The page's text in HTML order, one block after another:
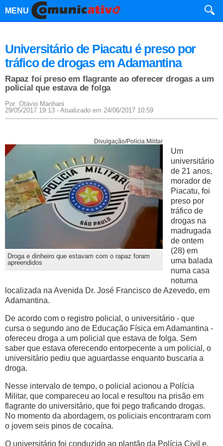
MENU
Universitário de Piacatu é preso por
tráfico de drogas em Adamantina
Rapaz foi preso em flagrante ao oferecer drogas a um
policial que estava de folga
Por: Otávio Manhani
29/05/2017 19:13 - Atualizado em 24/06/2017 10:59
Divulgação/Polícia Militar
Droga e dinheiro que estavam com o rapaz foram
apreendidos
Um
universitário
de 21 anos,
morador de
Piacatu, foi
preso por
tráfico de
drogas na
madrugada
de ontem
(28) em
uma balada
numa casa
noturna
localizada na Avenida Dr. José Francisco de Azevedo, em
Adamantina.
De acordo com o registro policial, o universitário - que
cursa o segundo ano de Educação Física em Adamantina -
ofereceu droga a um policial que estava de folga. Sem
saber que estava oferecendo entorpecente a um policial, o
universitário pediu que aguardasse enquanto buscaria a
droga.
Nesse intervalo de tempo, o policial acionou a Polícia
Militar, que compareceu ao local e resultou na prisão em
flagrante do universitário, que foi pego traficando drogas.
No momento da abordagem, os policiais encontraram com
o jovem seis pinos de cocaína.
O universitário foi conduzido ao plantão da Polícia Civil e,